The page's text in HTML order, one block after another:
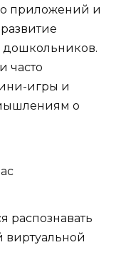
приложений и
дошкольников.
часто
игры и
о
распознавать
виртуальной